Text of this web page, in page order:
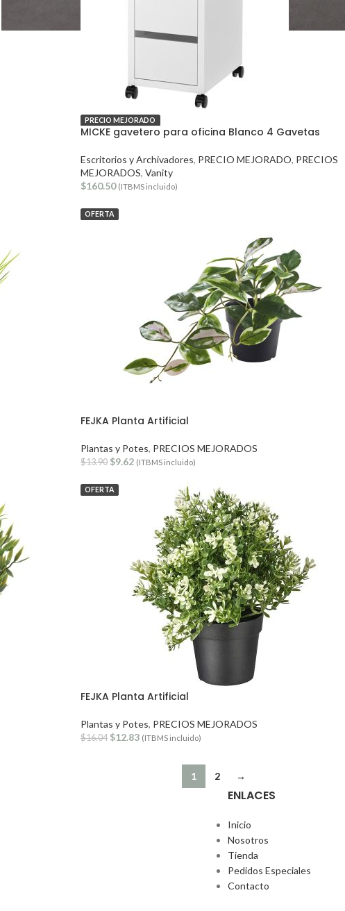
PRECIO MEJORADO
MICKE gavetero para oficina Blanco 4 Gavetas
Escritorios y Archivadores, PRECIO MEJORADO, PRECIOS
MEJORADOS, Vanity
$160.50 (ITBMS incluido)
OFERTA
FEJKA Planta Artificial
Plantas y Potes, PRECIOS MEJORADOS
$13.90 $9.62 (ITBMS incluido)
OFERTA
FEJKA Planta Artificial
Plantas y Potes, PRECIOS MEJORADOS
$16.04 $12.83 (ITBMS incluido)
1 2 →
ENLACES
Inicio
Nosotros
Tienda
Pedidos Especiales
Contacto